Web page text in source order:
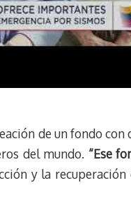
de un fondo
del mundo. “Ese
y la